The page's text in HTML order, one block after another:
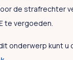
de strafrechter
te vergoeden.
onderwerp kunt